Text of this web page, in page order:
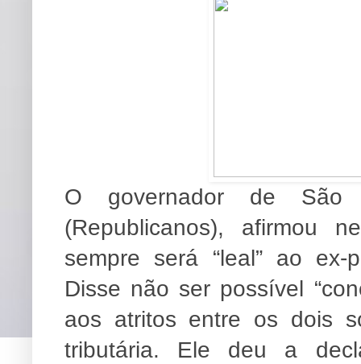
O governador de São
(Republicanos), afirmou
sempre será “leal” ao ex-
Disse não ser possível
aos atritos entre os dois
tributária. Ele deu a